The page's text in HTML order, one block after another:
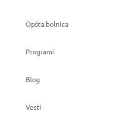
Opšta bolnica
Programi
Blog
Vesti